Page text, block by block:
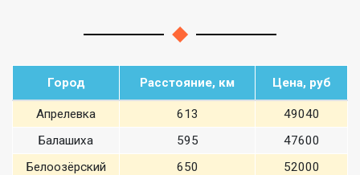
Город Расстояние, км Цена, руб
Апрелевка 613
49040
Балашиха
595
47600
Белоозёрский
650
52000